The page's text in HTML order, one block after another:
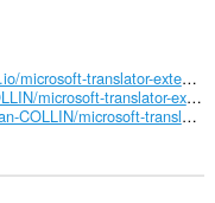
https://florian-collin.github.io/microsoft-translator-extension/
https://github.com/Florian-COLLIN/microsoft-translator-extension/issues
https://github.com/Florian-COLLIN/microsoft-translator-extension